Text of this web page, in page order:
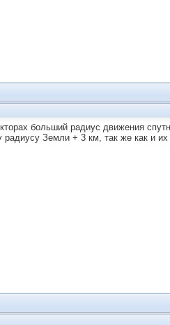
больший радиус движения
Земли + 3 км, так же как и их